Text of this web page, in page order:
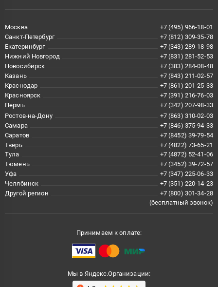
Москва
+7 (495) 966-18-01
Санкт-Петербург
+7 (812) 309-35-78
Екатеринбург
+7 (343) 289-18-98
Нижний Новгород
+7 (831) 281-52-53
Новосибирск
+7 (383) 284-08-48
Казань
+7 (843) 211-02-57
Краснодар
+7 (861) 201-25-33
Красноярск
+7 (391) 216-76-03
Пермь
+7 (342) 207-98-33
Ростов-на-Дону
+7 (863) 310-02-03
Самара
+7 (846) 375-94-33
Саратов
+7 (8452) 39-79-54
Тверь
+7 (4822) 73-65-21
Тула
+7 (4872) 52-41-06
Тюмень
+7 (3452) 39-72-57
Уфа
+7 (347) 225-06-33
Челябинск
+7 (351) 220-14-23
Другой регион
+7 (800) 301-34-28
(бесплатный звонок)
Принимаем к оплате:
Мы в Яндекс.Организации: